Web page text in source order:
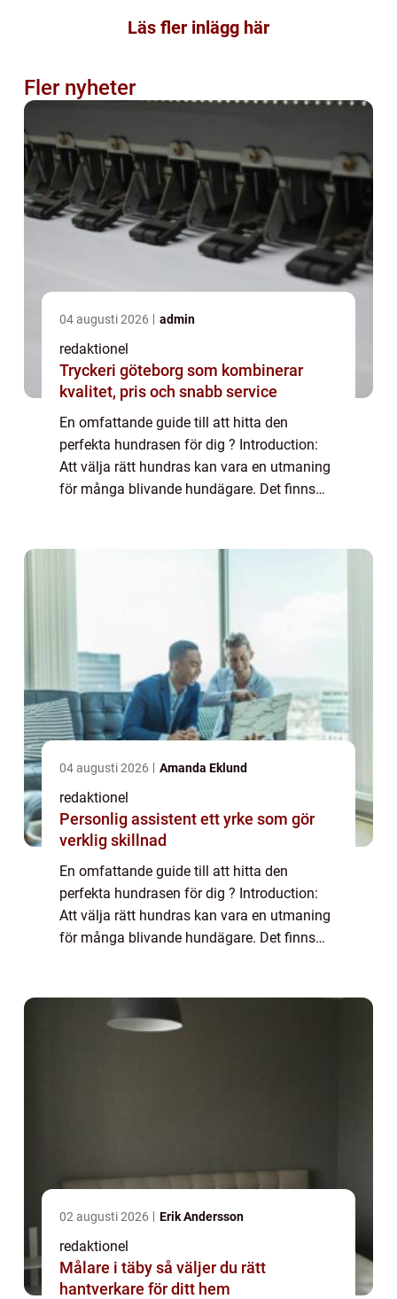
Läs fler inlägg här
Fler nyheter
04 augusti 2026 admin
redaktionel
Tryckeri göteborg som kombinerar
kvalitet, pris och snabb service
En omfattande guide till att hitta den
perfekta hundrasen för dig ? Introduction:
Att välja rätt hundras kan vara en utmaning
för många blivande hundägare. Det finns
04 augusti 2026 Amanda Eklund
redaktionel
Personlig assistent ett yrke som gör
verklig skillnad
En omfattande guide till att hitta den
perfekta hundrasen för dig ? Introduction:
Att välja rätt hundras kan vara en utmaning
för många blivande hundägare. Det finns
02 augusti 2026 Erik Andersson
redaktionel
Målare i täby så väljer du rätt
hantverkare för ditt hem